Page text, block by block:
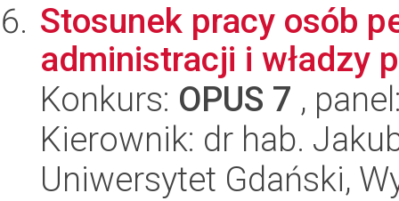
Stosunek pracy osób
administracji i władzy
Konkurs: OPUS 7 ,
Kierownik: dr hab.
Uniwersytet Gdański,